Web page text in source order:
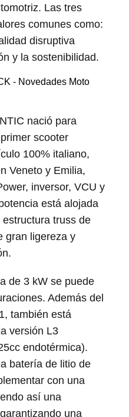
Las tres
comunes como:
disruptiva
y la sostenibilidad.
nació para
scooter
100% italiano,
Veneto y Emilia,
inversor, VCU y
está alojada
truss de
gran ligereza y
de 3 kW se puede
Además del
también está
versión L3
endotérmica).
batería de litio de
con una
así una
una